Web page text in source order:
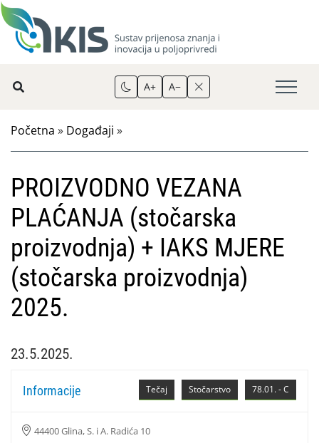
A+ A−
Početna » Događaji »
PROIZVODNO VEZANA
PLAĆANJA (stočarska
proizvodnja) + IAKS MJERE
(stočarska proizvodnja)
2025.
23.5.2025.
78.01. - C
Stočarstvo
Tečaj
Informacije
44400 Glina, S. i A. Radića 10